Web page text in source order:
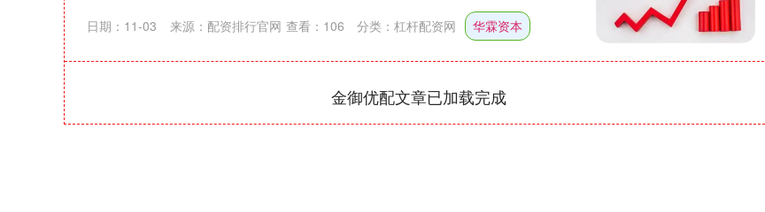
日期：11-03 来源：配资排行官网 查看： 106 分类： 杠杆配资网 华霖资本
金御优配文章已加载完成